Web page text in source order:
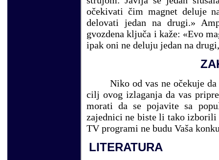
očekivati čim magnet deluje
delovati jedan na drugi.»
gvozdena ključa i kaže: «Evo
ipak oni ne deluju jedan na
Niko od vas ne očekuje
cilj ovog izlaganja da vas
morati da se pojavite sa
zajednici ne biste li tako izborili
TV programi ne budu Vaša
LITERATURA